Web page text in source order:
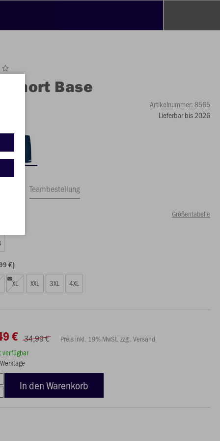
Short Base
Artikelnummer:8565
Lieferbar bis 2026
Teambestellung
Größentabelle
€)
XL XXL 3XL 4XL
€ 34,99 €
Preis inkl. 19% MwSt. zzgl. Versand
verfügbar
In den Warenkorb